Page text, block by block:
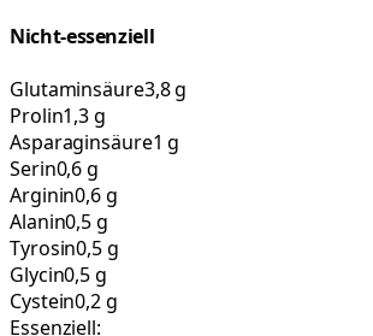
Nicht-essenziell
Glutaminsäure3,8 g
Prolin1,3 g
Asparaginsäure1 g
Serin0,6 g
Arginin0,6 g
Alanin0,5 g
Tyrosin0,5 g
Glycin0,5 g
Cystein0,2 g
Essenziell: